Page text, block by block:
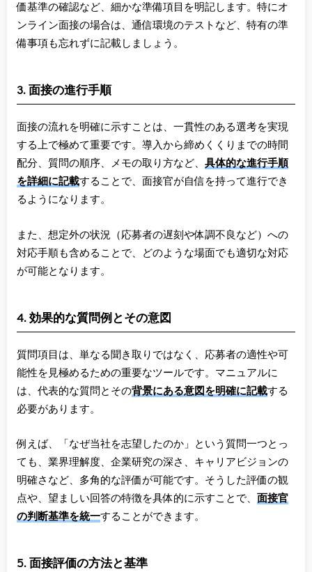
価基準の確認など、細かな準備項目を明記します。特にオ
ンライン面接の場合は、通信環境のテストなど、特有の準
備事項も忘れずに記載しましょう。
3. 面接の進行手順
面接の流れを明確に示すことは、一貫性のある選考を実現
する上で極めて重要です。導入から締めくくりまでの時間
配分、質問の順序、メモの取り方など、 具体的な進行手順
を詳細に記載することで、面接官が自信を持って進行でき
るようになります。
また、想定外の状況（応募者の遅刻や体調不良など）への
対応手順も含めることで、どのような場面でも適切な対応
が可能となります。
4. 効果的な質問例とその意図
質問項目は、単なる聞き取りではなく、応募者の適性や可
能性を見極めるための重要なツールです。マニュアルに
は、代表的な質問とその背景にある意図を明確に記載する
必要があります。
例えば、「なぜ当社を志望したのか」という質問一つとっ
ても、業界理解度、企業研究の深さ、キャリアビジョンの
明確さなど、多角的な評価が可能です。そうした評価の観
点や、望ましい回答の特徴を具体的に示すことで、 面接官
の判断基準を統一することができます。
5. 面接評価の方法と基準